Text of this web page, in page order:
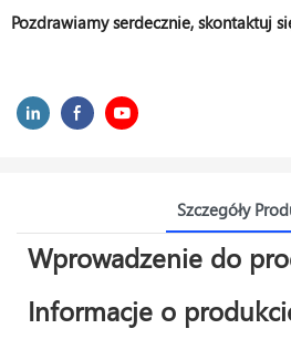
Pozdrawiamy serdecznie, skontaktuj
Szczegóły
Wprowadzenie do
Informacje o